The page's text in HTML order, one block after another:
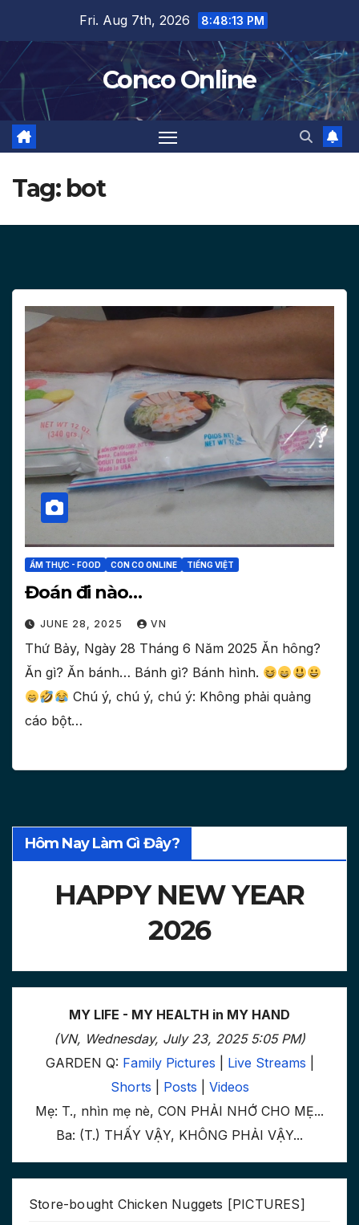
content
Fri. Aug 7th, 2026 8:48:14 PM
Conco Online
Tag: bot
ẨM THỰC - FOOD CON CO ONLINE TIẾNG VIỆT
Đoán đi nào…
JUNE 28, 2025 VN
Thứ Bảy, Ngày 28 Tháng 6 Năm 2025 Ăn hông?
Ăn gì? Ăn bánh… Bánh gì? Bánh hình.
Chú ý, chú ý, chú ý: Không phải quảng
cáo bột…
Hôm Nay Làm Gì Đây?
HAPPY NEW YEAR
2026
MY LIFE - MY HEALTH in MY HAND
(VN, Wednesday, July 23, 2025 5:05 PM)
GARDEN Q: Family Pictures Live Streams
Shorts
Posts
Videos
Mẹ: T., nhìn mẹ nè, CON PHẢI NHỚ CHO MẸ...
Ba: (T.) THẤY VẬY, KHÔNG PHẢI VẬY...
Store-bought Chicken Nuggets [PICTURES]